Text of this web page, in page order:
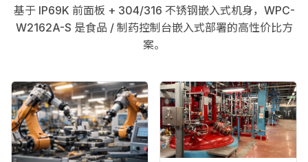
基于 IP69K 前面板 + 304/316 不锈钢嵌入式机身，WPC-
W2162A-S 是食品 / 制药控制台嵌入式部署的高性价比方
案。